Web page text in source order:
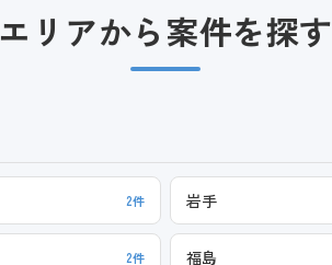
エリアから案件を探す
2件 岩手
2件 福島